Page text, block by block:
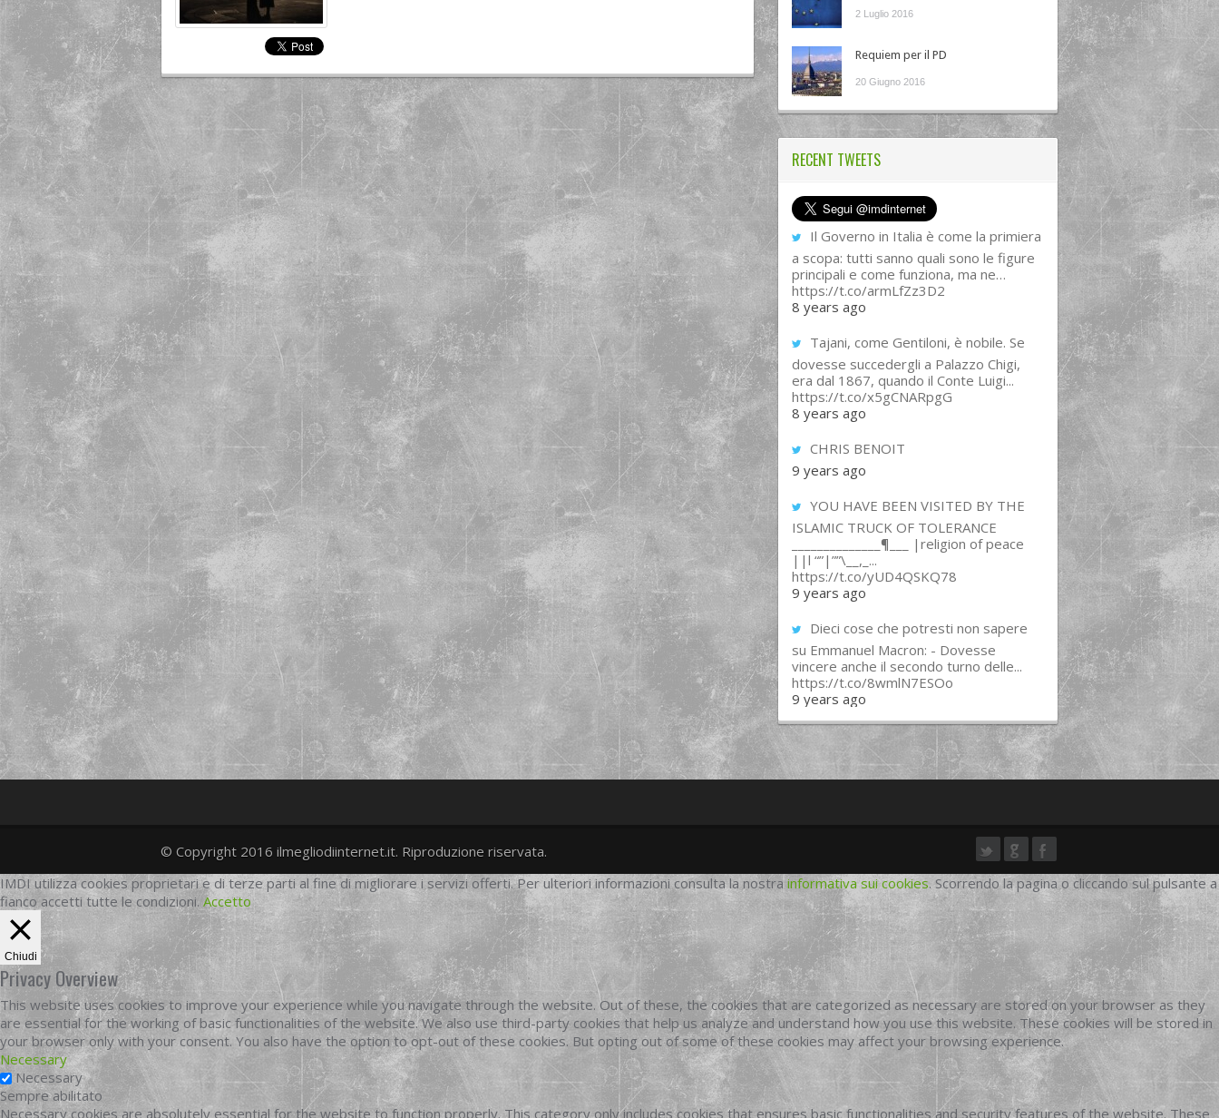
2 Luglio 2016
Requiem per il PD
20 Giugno 2016
RECENT TWEETS
Il Governo in Italia è come la primiera
a scopa: tutti sanno quali sono le figure
principali e come funziona, ma ne…
https://t.co/armLfZz3D2
8 years ago
Tajani, come Gentiloni, è nobile. Se
dovesse succedergli a Palazzo Chigi,
era dal 1867, quando il Conte Luigi...
https://t.co/x5gCNARpgG
8 years ago
CHRIS BENOIT
9 years ago
YOU HAVE BEEN VISITED BY THE
ISLAMIC TRUCK OF TOLERANCE
______________¶___ |religion of peace
||l “”|””\__,_...
https://t.co/yUD4QSKQ78
9 years ago
Dieci cose che potresti non sapere
su Emmanuel Macron: - Dovesse
vincere anche il secondo turno delle...
https://t.co/8wmlN7ESOo
9 years ago
twittergoogleplus
facebook
© Copyright 2016 ilmegliodiinternet.it. Riproduzione riservata.
IMDI utilizza cookies proprietari e di terze parti al fine di migliorare i servizi offerti. Per ulteriori informazioni consulta la nostra informativa sui cookies. Scorrendo la pagina o cliccando sul pulsante a
fianco accetti tutte le condizioni. Accetto
Chiudi
Privacy Overview
This website uses cookies to improve your experience while you navigate through the website. Out of these, the cookies that are categorized as necessary are stored on your browser as they
are essential for the working of basic functionalities of the website. We also use third-party cookies that help us analyze and understand how you use this website. These cookies will be stored in
your browser only with your consent. You also have the option to opt-out of these cookies. But opting out of some of these cookies may affect your browsing experience.
Necessary
Necessary
Sempre abilitato
Necessary cookies are absolutely essential for the website to function properly. This category only includes cookies that ensures basic functionalities and security features of the website. These